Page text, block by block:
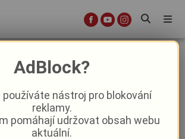
Otava dramaticky vysychá! Kraj musel
zasáhnout
AdBlock?
používáte nástroj pro blokování
reklamy.
pomáhají udržovat obsah webu
aktuální.